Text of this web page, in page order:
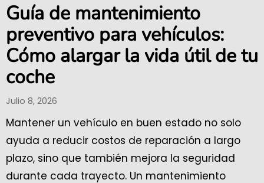
Guía de mantenimiento
preventivo para vehículos:
Cómo alargar la vida útil de tu
coche
Julio 8, 2026
Mantener un vehículo en buen estado no solo
ayuda a reducir costos de reparación a largo
plazo, sino que también mejora la seguridad
durante cada trayecto. Un mantenimiento